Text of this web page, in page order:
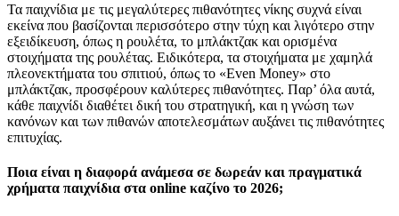
Τα παιχνίδια με τις μεγαλύτερες πιθανότητες νίκης συχνά είναι
εκείνα που βασίζονται περισσότερο στην τύχη και λιγότερο στην
εξειδίκευση, όπως η ρουλέτα, το μπλάκτζακ και ορισμένα
στοιχήματα της ρουλέτας. Ειδικότερα, τα στοιχήματα με χαμηλά
πλεονεκτήματα του σπιτιού, όπως το «Even Money» στο
μπλάκτζακ, προσφέρουν καλύτερες πιθανότητες. Παρ’ όλα αυτά,
κάθε παιχνίδι διαθέτει δική του στρατηγική, και η γνώση των
κανόνων και των πιθανών αποτελεσμάτων αυξάνει τις πιθανότητες
επιτυχίας.
Ποια είναι η διαφορά ανάμεσα σε δωρεάν και πραγματικά
χρήματα παιχνίδια στα online καζίνο το 2026;